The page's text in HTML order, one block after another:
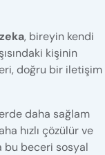
, bireyin kendi
kişinin
doğru bir iletişim
daha sağlam
hızlı çözülür ve
bu beceri sosyal